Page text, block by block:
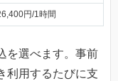
円/1時間
を選べます。事前
利用するたびに支